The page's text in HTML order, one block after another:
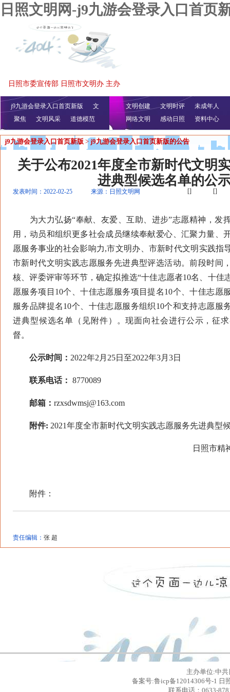
日照文明网-j9九游会登录入口首页
日照市委宣传部 日照市文明办 主办
j9九游会登录入口首页新版
文
明播报
公益视频
聚焦 文明风采 道德模范
文明创建 文明时评
未成年人
网络文明
感动日照 资料中心
j9九游会登录入口首页新版 > j9九游会登录入口首页新版的公告
关于公布2021年度全市新时代文明
进典型候选名单的公
发表时间：2022-02-25 来源：日照文明网 [] []
为大力弘扬“奉献、友爱、互助、进步”志愿精神，发
用，动员和组织更多社会成员继续奉献爱心、汇聚力量、
愿服务事业的社会影响力,市文明办、市新时代文明实践指
市新时代文明实践志愿服务先进典型评选活动。前段时间
核、评委评审等环节，确定拟推选“十佳志愿者10名、十佳
愿服务项目10个、十佳志愿服务项目提名10个、十佳志愿
服务品牌提名10个、十佳志愿服务组织10个和支持志愿服
进典型候选名单（见附件）。现面向社会进行公示，征
督。
公示时间： 2022年2月25日至2022年3月3日
联系电话： 8770089
邮箱： rzxsdwmsj@163.com
附件: 2021年度全市新时代文明实践志愿服务先进典型
日照市精
附件：
责任编辑： 张 超
主办单位:中
备案号:鲁icp备12014306号-1
联系电话：0633-